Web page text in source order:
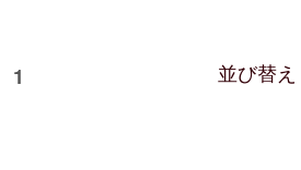
1 並び替え